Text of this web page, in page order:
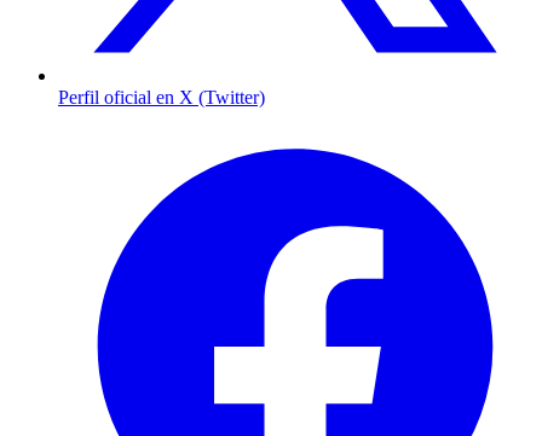
Perfil oficial en X (Twitter)